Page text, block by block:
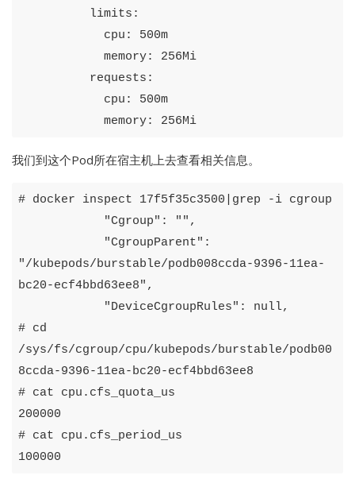
limits :
cpu :
500m
memory:
256Mi
requests :
cpu :
500m
memory: 256Mi
我们到这个Pod所在宿主机上去查看相关信息。
# docker inspect 17f5f35c3500|grep -i cgroup
"/kubepods/burstable/podb008ccda-9396-11ea-
bc20-ecf4bbd63ee8",
# cd
/sys/fs/cgroup/cpu/kubepods/burstable/podb00
8ccda-9396-11ea-bc20-ecf4bbd63ee8
# cat cpu.cfs_quota_us
200000
# cat cpu.cfs_period_us